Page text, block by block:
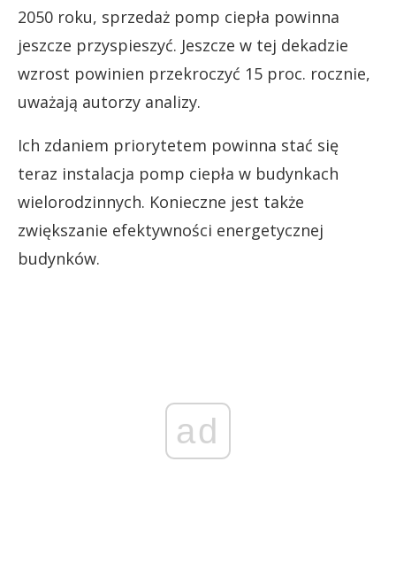
2050 roku, sprzedaż pomp ciepła powinna
jeszcze przyspieszyć. Jeszcze w tej dekadzie
wzrost powinien przekroczyć 15 proc. rocznie,
uważają autorzy analizy.
Ich zdaniem priorytetem powinna stać się
teraz instalacja pomp ciepła w budynkach
wielorodzinnych. Konieczne jest także
zwiększanie efektywności energetycznej
budynków.
ad